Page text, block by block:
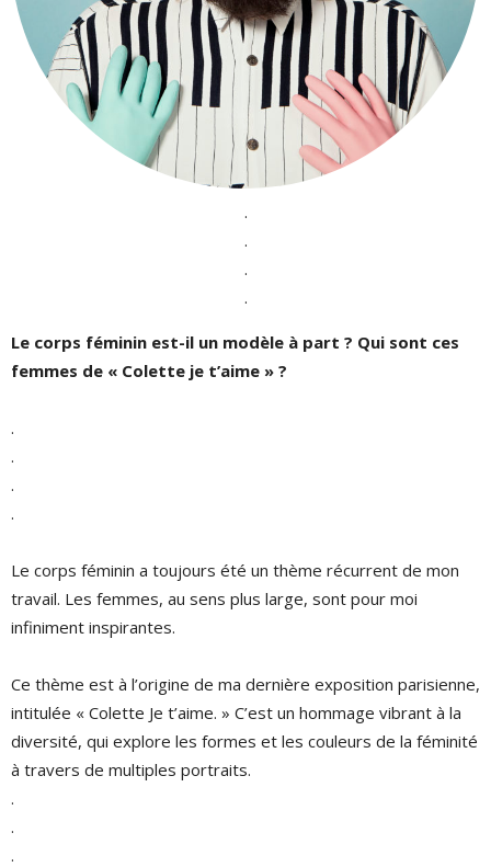
.
.
.
.
Le corps féminin est-il un modèle à part ? Qui sont ces
femmes de « Colette je t’aime » ?
.
.
.
.
Le corps féminin a toujours été un thème récurrent de mon
travail. Les femmes, au sens plus large, sont pour moi
infiniment inspirantes.
Ce thème est à l’origine de ma dernière exposition parisienne,
intitulée « Colette Je t’aime. » C’est un hommage vibrant à la
diversité, qui explore les formes et les couleurs de la féminité
à travers de multiples portraits.
.
.
.